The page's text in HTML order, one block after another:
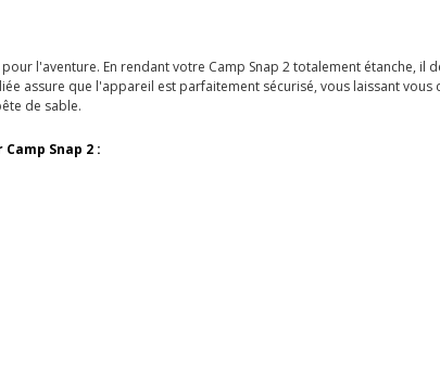
l'aventure. En rendant votre Camp Snap 2 totalement étanche, il
assure que l'appareil est parfaitement sécurisé, vous laissant
de sable.
Snap 2 :